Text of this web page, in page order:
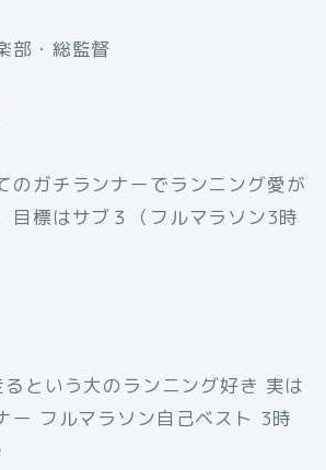
部・総監督
のガチランナーでランニング愛が
目標はサブ３（フルマラソン3時
という大のランニング好き 実は
ー フルマラソン自己ベスト 3時